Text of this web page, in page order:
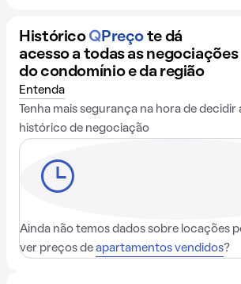
Histórico QPreço te dá
acesso a todas as negociações
do condomínio e da região
Entenda
Tenha mais segurança na hora de decidir
histórico de negociação
Ainda não temos dados sobre locações
ver preços de apartamentos vendidos?